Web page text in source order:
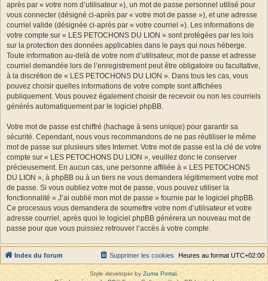
après par « votre nom d’utilisateur »), un mot de passe personnel utilisé pour
vous connecter (désigné ci-après par « votre mot de passe »), et une adresse
courriel valide (désignée ci-après par « votre courriel »). Les informations de
votre compte sur « LES PETOCHONS DU LION » sont protégées par les lois
sur la protection des données applicables dans le pays qui nous héberge.
Toute information au-delà de votre nom d’utilisateur, mot de passe et adresse
courriel demandée lors de l’enregistrement peut être obligatoire ou facultative,
à la discrétion de « LES PETOCHONS DU LION ». Dans tous les cas, vous
pouvez choisir quelles informations de votre compte sont affichées
publiquement. Vous pouvez également choisir de recevoir ou non les courriels
générés automatiquement par le logiciel phpBB.
Votre mot de passe est chiffré (hachage à sens unique) pour garantir sa
sécurité. Cependant, nous vous recommandons de ne pas réutiliser le même
mot de passe sur plusieurs sites Internet. Votre mot de passe est la clé de votre
compte sur « LES PETOCHONS DU LION », veuillez donc le conserver
précieusement. En aucun cas, une personne affiliée à « LES PETOCHONS
DU LION », à phpBB ou à un tiers ne vous demandera légitimement votre mot
de passe. Si vous oubliez votre mot de passe, vous pouvez utiliser la
fonctionnalité « J’ai oublié mon mot de passe » fournie par le logiciel phpBB.
Ce processus vous demandera de soumettre votre nom d’utilisateur et votre
adresse courriel, après quoi le logiciel phpBB générera un nouveau mot de
passe pour que vous puissiez retrouver l’accès à votre compte.
Index du forum Heures au format UTC+02:00
Supprimer les cookies
Style developer byZuma Portal,